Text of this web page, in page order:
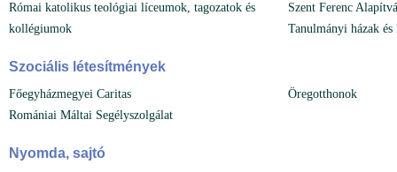
Római katolikus teológiai líceumok, tagozatok és
kollégiumok
Szent Ferenc
Tanulmányi házak
Szociális létesítmények
Főegyházmegyei Caritas
Öregotthonok
Romániai Máltai Segélyszolgálat
Nyomda, sajtó